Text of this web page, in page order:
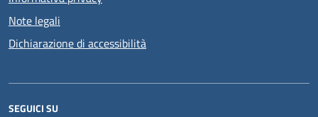
Note legali
Dichiarazione di accessibilità
SEGUICI SU